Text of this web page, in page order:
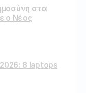
στα
ο Νέος
8 laptops